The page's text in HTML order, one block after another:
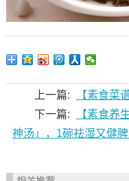
上一篇:
【素食菜
下一篇:
【素食养
神汤」，1碗祛湿又健脾